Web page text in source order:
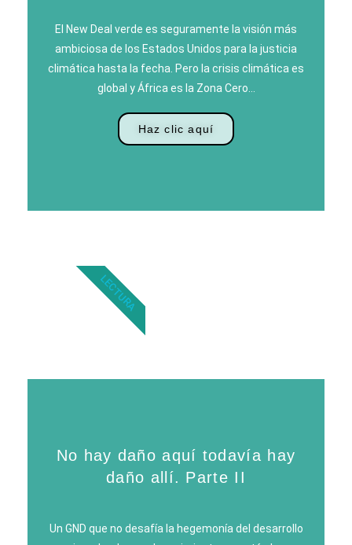
El New Deal verde es seguramente la visión más
ambiciosa de los Estados Unidos para la justicia
climática hasta la fecha. Pero la crisis climática es
global y África es la Zona Cero…
Haz clic aquí
No hay daño aquí todavía hay
daño allí. Parte II
Un GND que no desafía la hegemonía del desarrollo
LECTURA